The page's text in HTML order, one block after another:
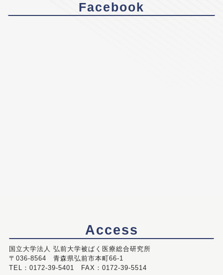
Facebook
Access
国立大学法人 弘前大学被ばく医療総合研究所
〒036-8564 青森県弘前市本町66-1
TEL：0172-39-5401 FAX：0172-39-5514